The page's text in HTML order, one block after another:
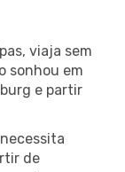
viaja sem
sonhou em
e partir
de